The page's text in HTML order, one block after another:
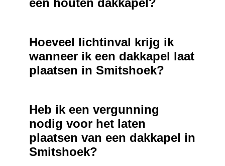
een houten dakkapel?
Hoeveel lichtinval krijg ik
wanneer ik een dakkapel laat
plaatsen in Smitshoek?
Heb ik een vergunning
nodig voor het laten
plaatsen van een dakkapel in
Smitshoek?